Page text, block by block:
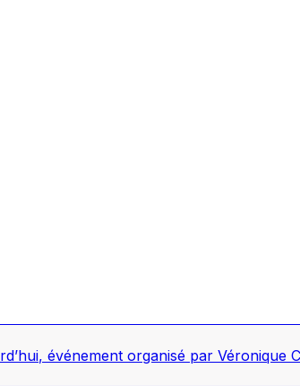
, événement organisé par Véronique